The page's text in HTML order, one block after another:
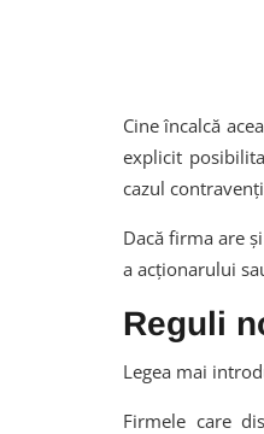
Cine încalcă
explicit
cazul
Dacă firma are
a acționarului
Reguli
Legea mai
Firmele care